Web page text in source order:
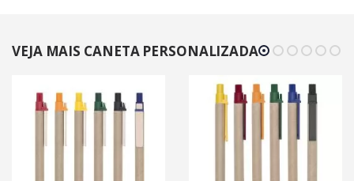
VEJA MAIS CANETA PERSONALIZADA